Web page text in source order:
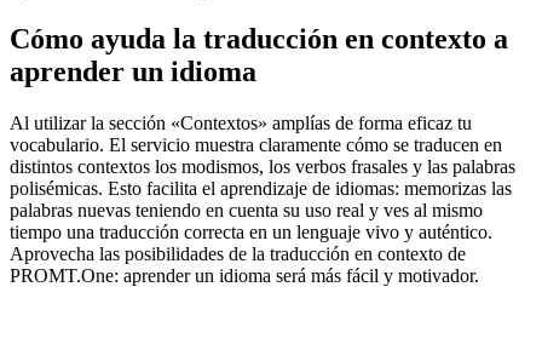
Cómo ayuda la traducción en contexto a
aprender un idioma
Al utilizar la sección «Contextos» amplías de forma eficaz tu
vocabulario. El servicio muestra claramente cómo se traducen en
distintos contextos los modismos, los verbos frasales y las palabras
polisémicas. Esto facilita el aprendizaje de idiomas: memorizas las
palabras nuevas teniendo en cuenta su uso real y ves al mismo
tiempo una traducción correcta en un lenguaje vivo y auténtico.
Aprovecha las posibilidades de la traducción en contexto de
PROMT.One: aprender un idioma será más fácil y motivador.